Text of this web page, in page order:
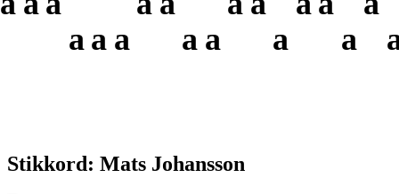
a a
a a a
a
Stikkord: Mats Johansson